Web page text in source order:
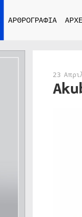
ΑΡΘΡΟΓΡΑΦΙΑ
23